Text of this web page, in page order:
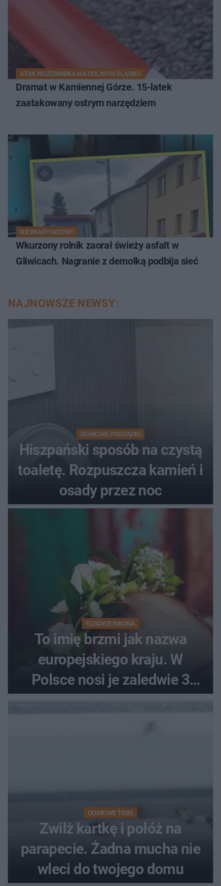
ATAK NOŻOWNIKA NA DOLNYM ŚLĄSKU
Dramat w Kamiennej Górze. 15-latek
zaatakowany ostrym narzędziem
NIEWIARYGODNE!
Wkurzony rolnik zaorał świeży asfalt w
Gliwicach. Nagranie z demolką podbija sieć
NAJNOWSZE NEWSY:
DOMOWE PORZĄDKI
Hiszpański sposób na czystą
toaletę. Rozpuszcza kamień i
osady przez noc
RZADKIE IMIONA
To imię brzmi jak nazwa
europejskiego kraju. W
Polsce nosi je zaledwie 3
kobiety
DOMOWE TRIKI
Zwilż kartkę i połóż na
parapecie. Żadna mucha nie
wleci do twojego domu